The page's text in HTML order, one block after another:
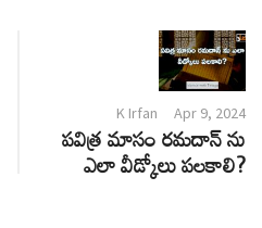
K Irfan Apr 9, 2024
పవిత్ర మాసం రమదాన్ ను
ఎలా వీడ్కోలు పలకాలి?